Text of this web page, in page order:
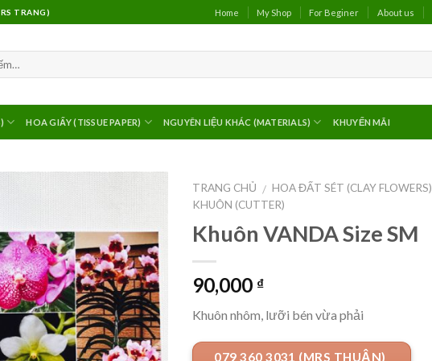
TRANG) Home My Shop For Beginer About us
HOA GIẤY (TISSUE PAPER) NGUYÊN LIỆU KHÁC (MATERIALS) KHUYẾN MÃI
TRANG CHỦ / HOA ĐẤT SÉT (CLAY FLOWERS)
KHUÔN (CUTTER)
Khuôn VANDA Size SM
90,000 ₫
Khuôn nhôm, lưỡi bén vừa phải
079 360 3031 (MRS THUẬN)